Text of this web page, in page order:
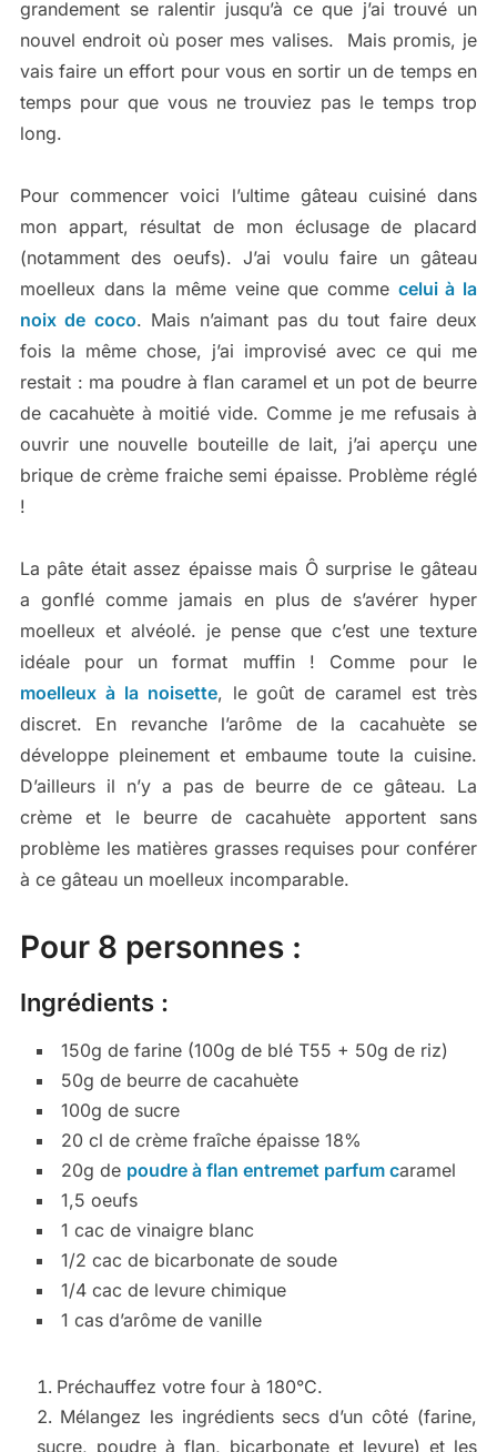
grandement se ralentir jusqu’à ce que j’ai trouvé un
nouvel endroit où poser mes valises. Mais promis, je
vais faire un effort pour vous en sortir un de temps en
temps pour que vous ne trouviez pas le temps trop
long.
Pour commencer voici l’ultime gâteau cuisiné dans
mon appart, résultat de mon éclusage de placard
(notamment des oeufs). J’ai voulu faire un gâteau
moelleux dans la même veine que comme celui à la
noix de coco. Mais n’aimant pas du tout faire deux
fois la même chose, j’ai improvisé avec ce qui me
restait : ma poudre à flan caramel et un pot de beurre
de cacahuète à moitié vide. Comme je me refusais à
ouvrir une nouvelle bouteille de lait, j’ai aperçu une
brique de crème fraiche semi épaisse. Problème réglé
!
La pâte était assez épaisse mais Ô surprise le gâteau
a gonflé comme jamais en plus de s’avérer hyper
moelleux et alvéolé. je pense que c’est une texture
idéale pour un format muffin ! Comme pour le
moelleux à la noisette, le goût de caramel est très
discret. En revanche l’arôme de la cacahuète se
développe pleinement et embaume toute la cuisine.
D’ailleurs il n’y a pas de beurre de ce gâteau. La
crème et le beurre de cacahuète apportent sans
problème les matières grasses requises pour conférer
à ce gâteau un moelleux incomparable.
Pour 8 personnes :
Ingrédients :
150g de farine (100g de blé T55 + 50g de riz)
50g de beurre de cacahuète
100g de sucre
20 cl de crème fraîche épaisse 18%
20g de poudre à flan entremet parfum caramel
1,5 oeufs
1 cac de vinaigre blanc
1/2 cac de bicarbonate de soude
1/4 cac de levure chimique
1 cas d’arôme de vanille
Préchauffez votre four à 180°C.
Mélangez les ingrédients secs d’un côté (farine,
sucre, poudre à flan, bicarbonate et levure) et les